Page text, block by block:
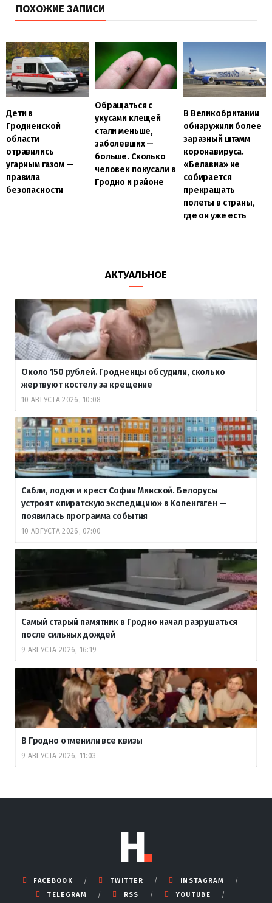
ПОХОЖИЕ ЗАПИСИ
Дети в
Гродненской
области
отравились
угарным газом —
правила
безопасности
Обращаться с
укусами клещей
стали меньше,
заболевших —
больше. Сколько
человек покусали в
Гродно и районе
В Великобритании
обнаружили более
заразный штамм
коронавируса.
«Белавиа» не
собирается
прекращать
полеты в страны,
где он уже есть
АКТУАЛЬНОЕ
Около 150 рублей. Гродненцы обсудили, сколько
жертвуют костелу за крещение
10 АВГУСТА 2026, 10:08
Сабли, лодки и крест Софии Минской. Белорусы
устроят «пиратскую экспедицию» в Копенгаген —
появилась программа события
10 АВГУСТА 2026, 07:00
Самый старый памятник в Гродно начал разрушаться
после сильных дождей
9 АВГУСТА 2026, 16:19
В Гродно отменили все квизы
9 АВГУСТА 2026, 11:03
FACEBOOK TWITTER
INSTAGRAM
TELEGRAM
RSS YOUTUBE